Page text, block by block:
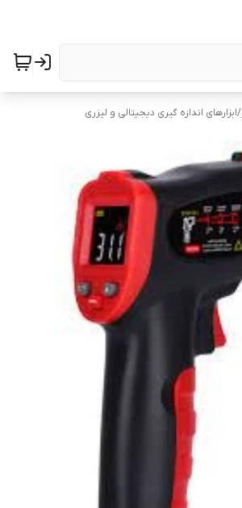
/ابزارهای اندازه گیری دیجیتالی و لیزری